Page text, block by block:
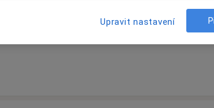
Online rezervace termínu není k
Upravit nastavení